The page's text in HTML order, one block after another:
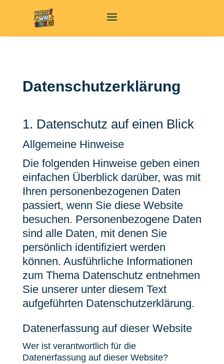
Datenschutzerklärung
1. Datenschutz auf einen Blick
Allgemeine Hinweise
Die folgenden Hinweise geben einen
einfachen Überblick darüber, was mit
Ihren personenbezogenen Daten
passiert, wenn Sie diese Website
besuchen. Personenbezogene Daten
sind alle Daten, mit denen Sie
persönlich identifiziert werden
können. Ausführliche Informationen
zum Thema Datenschutz entnehmen
Sie unserer unter diesem Text
aufgeführten Datenschutzerklärung.
Datenerfassung auf dieser Website
Wer ist verantwortlich für die
Datenerfassung auf dieser Website?